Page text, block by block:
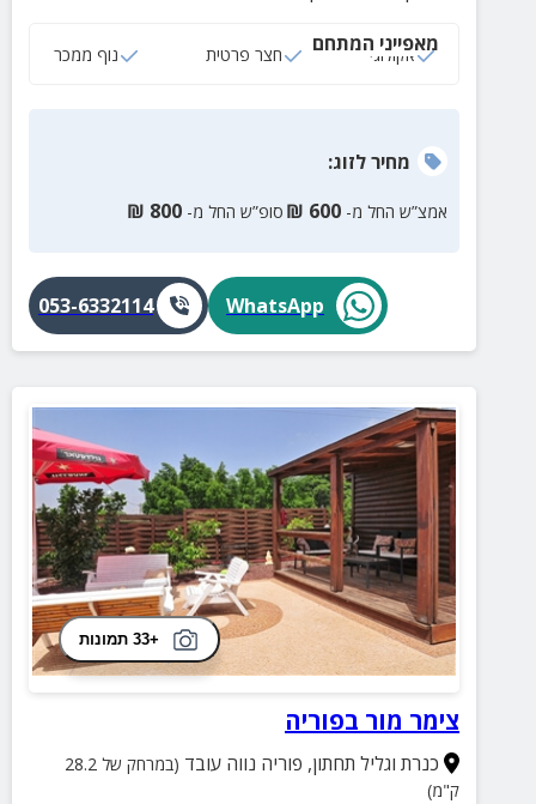
מאפייני המתחם
אקולוגי חצר פרטית נוף ממכר
מחירלזוג:
אמצ”ש החל מ- 600
₪ סופ”ש החל מ- 800
₪
WhatsApp
053-6332114
+33 תמונות
צימר מור בפוריה
כנרת וגליל תחתון, פוריה נווה עובד
(במרחק של 28.2
ק"מ)